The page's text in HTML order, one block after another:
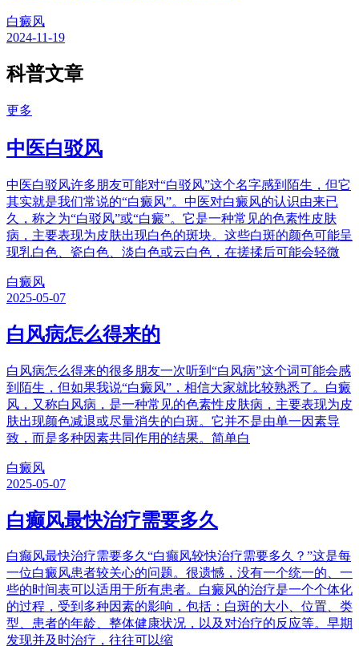
白癜风
2024-11-19
科普文章
更多
中医白驳风
中医白驳风许多朋友可能对“白驳风”这个名字感到陌生，但它
其实就是我们常说的“白癜风”。中医对白癜风的认识由来已
久，称之为“白驳风”或“白癜”。它是一种常见的色素性皮肤
病，主要表现为皮肤出现白色的斑块。这些白斑的颜色可能呈
现乳白色、瓷白色、淡白色或云白色，在搓揉后可能会轻微
白癜风
2025-05-07
白风病怎么得来的
白风病怎么得来的很多朋友一次听到“白风病”这个词可能会感
到陌生，但如果我说“白癜风”，相信大家就比较熟悉了。白癜
风，又称白风病，是一种常见的色素性皮肤病，主要表现为皮
肤出现颜色减退或尽量消失的白斑。它并不是由单一因素导
致，而是多种因素共同作用的结果。简单白
白癜风
2025-05-07
白癫风最快治疗需要多久
白癫风最快治疗需要多久“白癫风较快治疗需要多久？”这是每
一位白癜风患者较关心的问题。很遗憾，没有一个统一的、一
些的时间表可以适用于所有患者。白癜风的治疗是一个个体化
的过程，受到多种因素的影响，包括：白斑的大小、位置、类
型、患者的年龄、整体健康状况，以及对治疗的反应等。早期
发现并及时治疗，往往可以缩